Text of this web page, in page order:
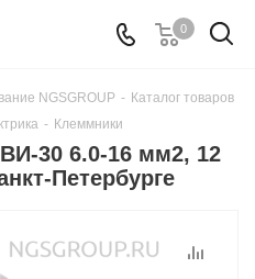
0
NGSGROUP - Каталог товаров
- Клеммники
30 6.0-16 мм2, 12
Петербурге